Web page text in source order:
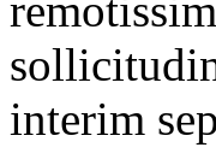
interim